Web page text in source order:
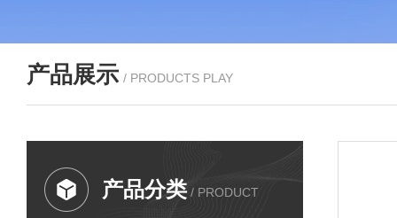
产品展示 / PRODUCTS PLAY
产品分类 / PRODUCT